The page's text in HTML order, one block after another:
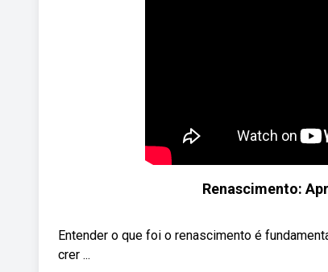
Renascimento:
Entender o que foi o renascimento é
crer ...